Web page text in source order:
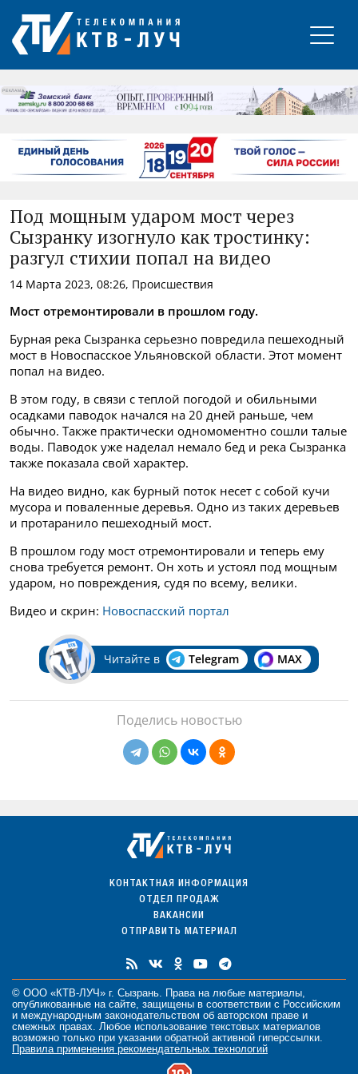
РЕКЛАМА
Под мощным ударом мост через
Сызранку изогнуло как тростинку:
разгул стихии попал на видео
14 Марта 2023, 08:26, Происшествия
Мост отремонтировали в прошлом году.
Бурная река Сызранка серьезно повредила пешеходный
мост в Новоспасское Ульяновской области. Этот момент
попал на видео.
В этом году, в связи с теплой погодой и обильными
осадками паводок начался на 20 дней раньше, чем
обычно. Также практически одномоментно сошли талые
воды. Паводок уже наделал немало бед и река Сызранка
также показала свой характер.
На видео видно, как бурный поток несет с собой кучи
мусора и поваленные деревья. Одно из таких деревьев
и протаранило пешеходный мост.
В прошлом году мост отремонтировали и теперь ему
снова требуется ремонт. Он хоть и устоял под мощным
ударом, но повреждения, судя по всему, велики.
Видео и скрин: Новоспасский портал
Читайте в Telegram MAX
Поделись новостью
КОНТАКТНАЯ ИНФОРМАЦИЯ
ОТДЕЛ ПРОДАЖ
ВАКАНСИИ
ОТПРАВИТЬ МАТЕРИАЛ
© ООО «КТВ-ЛУЧ» г. Сызрань. Права на любые материалы
опубликованные на сайте, защищены в соответствии с Российским
и международным законодательством об авторском праве и
смежных правах. Любое использование текстовых материалов
возможно только при указании обратной активной гиперссылки.
Правила применения рекомендательных технологий